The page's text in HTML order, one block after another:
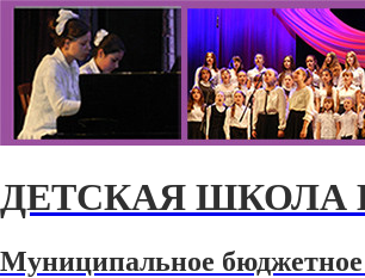
ДЕТСКАЯ ШКОЛА
Муниципальное бюджетное